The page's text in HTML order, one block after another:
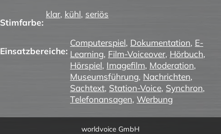
Stimfarbe:
klar, kühl, seriös
Einsatzbereiche:
Computerspiel, Dokumentation, E-
Learning, Film-Voiceover, Hörbuch,
Hörspiel, Imagefilm, Moderation,
Museumsführung, Nachrichten,
Sachtext, Station-Voice, Synchron,
Telefonansagen, Werbung
worldvoice GmbH